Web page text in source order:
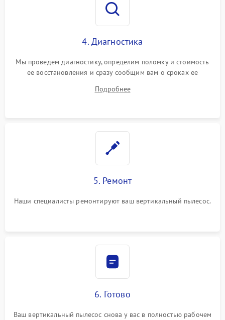
4. Диагностика
Мы проведем диагностику, определим поломку и стоимость
ее восстановления и сразу сообщим вам о сроках ее
Подробнее
5. Ремонт
Наши специалисты ремонтируют ваш вертикальный пылесос.
6. Готово
Ваш вертикальный пылесос снова у вас в полностью рабочем